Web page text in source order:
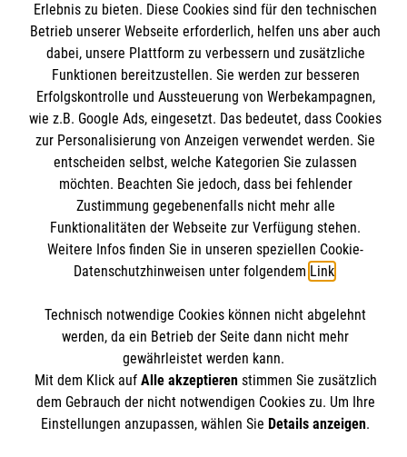
Wir Malteser
Kontakt
Nachhaltigkeit
Transparenz
Prävention
Compliance
Impressum
Datenschutz
Malteser online
Malteserorden
Malteser Jugend
Malteser International
Mediathek
Sharepoint
Spendenkonto
Empfänger: Malteser Neckar-Alb
IBAN: DE51370205000002402001
BIC: BFSWDE33XXX (Bank für Sozialwirtschaft)
Soziale Netzwerke
Der Malteser Hilfsdienst e.V. ist als eingetragene
gemeinnützige Organisation von der Körperschaft- und
Gewerbesteuer befreit.
Erlebnis zu bieten. Diese Cookies sind für den technischen
Betrieb unserer Webseite erforderlich, helfen uns aber auch
dabei, unsere Plattform zu verbessern und zusätzliche
Funktionen bereitzustellen. Sie werden zur besseren
Erfolgskontrolle und Aussteuerung von Werbekampagnen,
wie z.B. Google Ads, eingesetzt. Das bedeutet, dass Cookies
zur Personalisierung von Anzeigen verwendet werden. Sie
entscheiden selbst, welche Kategorien Sie zulassen
möchten. Beachten Sie jedoch, dass bei fehlender
Zustimmung gegebenenfalls nicht mehr alle
Funktionalitäten der Webseite zur Verfügung stehen.
Weitere Infos finden Sie in unseren speziellen Cookie-
Datenschutzhinweisen unter folgendem Link.
Technisch notwendige Cookies können nicht abgelehnt
werden, da ein Betrieb der Seite dann nicht mehr
gewährleistet werden kann.
Mit dem Klick auf Alle akzeptierenstimmen Sie zusätzlich
dem Gebrauch der nicht notwendigen Cookies zu. Um Ihre
Einstellungen anzupassen, wählen Sie Details anzeigen.